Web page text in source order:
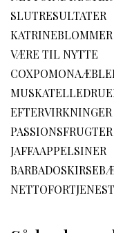
SLUTRESULTATER
KATRINEBLOMMER
VÆRE TIL NYTTE
EFTERVIRKNINGER
PASSIONSFRUGTER
JAFFAAPPELSINER